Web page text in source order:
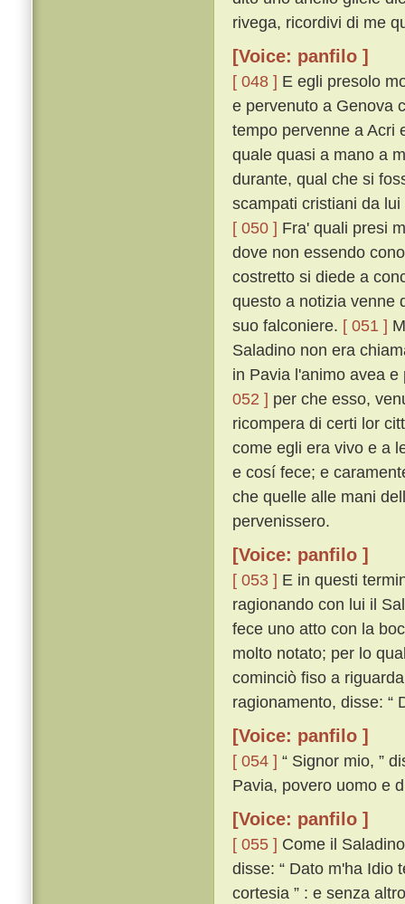
rivega, ricordivi di me
[Voice: panfilo ]
[ 048 ] E egli presolo
e pervenuto a Genova
tempo pervenne a Acri
quale quasi a mano a
durante, qual che si
scampati cristiani da
[ 050 ] Fra' quali presi
dove non essendo
costretto si diede a
questo a notizia venne
suo falconiere. [ 051 ]
Saladino non era
in Pavia l'animo avea
052 ] per che esso,
ricompera di certi lor
come egli era vivo e a
e cosí fece; e
che quelle alle mani
pervenissero.
[Voice: panfilo ]
[ 053 ] E in questi
ragionando con lui il
fece uno atto con la
molto notato; per lo
cominciò fiso a
ragionamento, disse: “
[Voice: panfilo ]
[ 054 ] “ Signor mio, ”
Pavia, povero uomo e
[Voice: panfilo ]
[ 055 ] Come il
disse: “ Dato m'ha Idio
cortesia ” : e senza